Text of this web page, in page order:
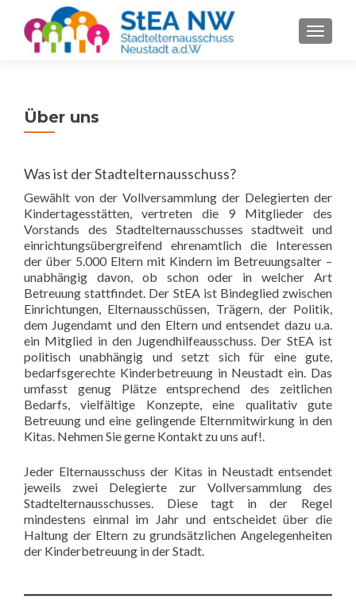
Über uns
Was ist der Stadtelternausschuss?
Gewählt von der Vollversammlung der Delegierten der
Kindertagesstätten, vertreten die 9 Mitglieder des
Vorstands des Stadtelternausschusses stadtweit und
einrichtungsübergreifend ehrenamtlich die Interessen
der über 5.000 Eltern mit Kindern im Betreuungsalter –
unabhängig davon, ob schon oder in welcher Art
Betreuung stattfindet. Der StEA ist Bindeglied zwischen
Einrichtungen, Elternausschüssen, Trägern, der Politik,
dem Jugendamt und den Eltern und entsendet dazu u.a.
ein Mitglied in den Jugendhilfeausschuss. Der StEA ist
politisch unabhängig und setzt sich für eine gute,
bedarfsgerechte Kinderbetreuung in Neustadt ein. Das
umfasst genug Plätze entsprechend des zeitlichen
Bedarfs, vielfältige Konzepte, eine qualitativ gute
Betreuung und eine gelingende Elternmitwirkung in den
Kitas. Nehmen Sie gerne Kontakt zu uns auf!.
Jeder Elternausschuss der Kitas in Neustadt entsendet
jeweils zwei Delegierte zur Vollversammlung des
Stadtelternausschusses. Diese tagt in der Regel
mindestens einmal im Jahr und entscheidet über die
Haltung der Eltern zu grundsätzlichen Angelegenheiten
der Kinderbetreuung in der Stadt.